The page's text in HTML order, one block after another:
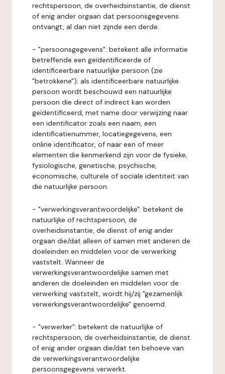
rechtspersoon, de overheidsinstantie, de dienst
of enig ander orgaan dat persoonsgegevens
ontvangt, al dan niet zijnde een derde.
- "persoonsgegevens": betekent alle informatie
betreffende een geïdentificeerde of
identificeerbare natuurlijke persoon (zie
"betrokkene"); als identificeerbare natuurlijke
persoon wordt beschouwd een natuurlijke
persoon die direct of indirect kan worden
geïdentificeerd, met name door verwijzing naar
een identificator zoals een naam, een
identificatienummer, locatiegegevens, een
online identificator, of naar een of meer
elementen die kenmerkend zijn voor de fysieke,
fysiologische, genetische, psychische,
economische, culturele of sociale identiteit van
die natuurlijke persoon.
- "verwerkingsverantwoordelijke": betekent de
natuurlijke of rechtspersoon, de
overheidsinstantie, de dienst of enig ander
orgaan die/dat alleen of samen met anderen de
doeleinden en middelen voor de verwerking
vaststelt. Wanneer de
verwerkingsverantwoordelijke samen met
anderen de doeleinden en middelen voor de
verwerking vaststelt, wordt hij/zij "gezamenlijk
verwerkingsverantwoordelijke" genoemd.
- "verwerker": betekent de natuurlijke of
rechtspersoon, de overheidsinstantie, de dienst
of enig ander orgaan die/dat ten behoeve van
de verwerkingsverantwoordelijke
persoonsgegevens verwerkt.